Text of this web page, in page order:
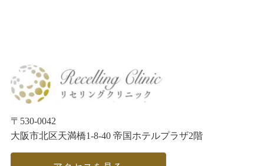
〒530-0042
大阪市北区天満橋1-8-40 帝国ホテルプラザ2階